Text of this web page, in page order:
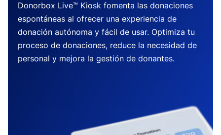
Donorbox Live™ Kiosk fomenta las donaciones
espontáneas al ofrecer una experiencia de
donación autónoma y fácil de usar. Optimiza tu
proceso de donaciones, reduce la necesidad de
personal y mejora la gestión de donantes.